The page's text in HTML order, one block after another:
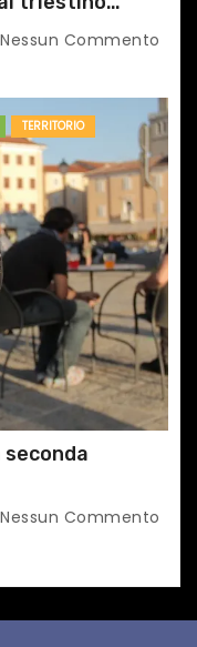
Nessun Commento
TERRITORIO
seconda
Nessun Commento